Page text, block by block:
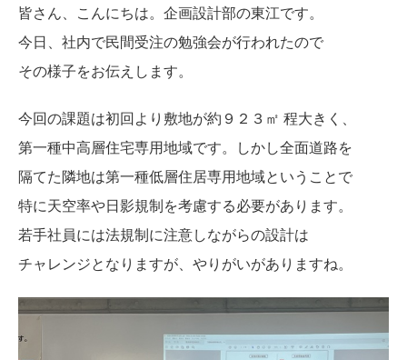
皆さん、こんにちは。企画設計部の東江です。
今日、社内で民間受注の勉強会が行われたので
その様子をお伝えします。
今回の課題は初回より敷地が約９２３㎡ 程大きく、
第一種中高層住宅専用地域です。しかし全面道路を
隔てた隣地は第一種低層住居専用地域ということで
特に天空率や日影規制を考慮する必要があります。
若手社員には法規制に注意しながらの設計は
チャレンジとなりますが、やりがいがありますね。